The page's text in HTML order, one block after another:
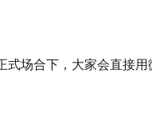
场合下，大家会直接用